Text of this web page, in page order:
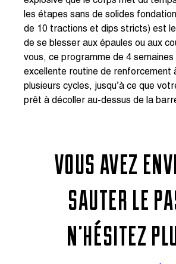
les étapes sans de solides
de 10 tractions et dips stricts) est
de se blesser aux épaules ou aux
vous, ce programme de 4
excellente routine de renforcement
plusieurs cycles, jusqu’à ce que
prêt à décoller au-dessus de la
VOUS AVEZ
SAUTER LE
N’HÉSITEZ